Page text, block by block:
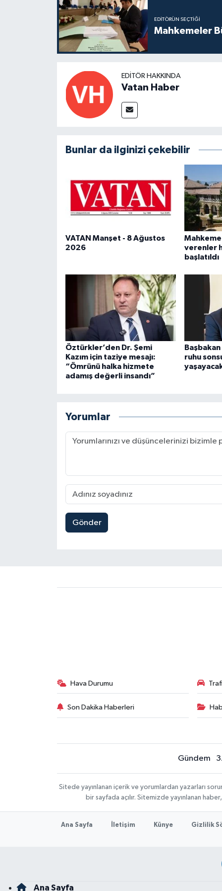
EDITÖRÜN SEÇTIĞI
Mahkemeler
EDITÖR HAKKINDA
Vatan Haber
Bunlar da ilginizi çekebilir
VATAN Manşet - 8 Ağustos
2026
verenler
başlatıldı
Öztürkler’den Dr. Şemi
Kazım için taziye mesajı:
“Ömrünü halka hizmete
adamış değerli insandı”
ruhu
Yorumlar
Gönder
Hava Durumu
Son Dakika Haberleri
Gündem
Sitede yayınlanan içerik ve yorumlardan yazarları
bir sayfada açılır. Sitemizde yayınlanan
Ana Sayfa İletişim Künye Gizlilik
Ana Sayfa